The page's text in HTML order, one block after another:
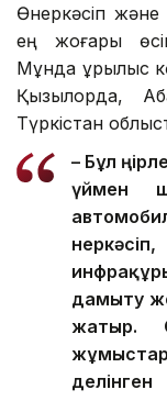
Өнеркәсіп және
ең жоғары
Мұнда құрылыс
Қызылорда,
Түркістан
– Бұл
үймен
дамыту
жатыр.